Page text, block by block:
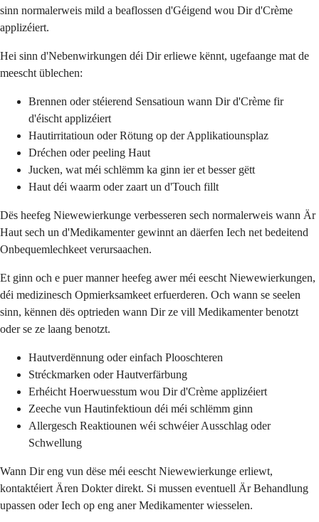
sinn normalerweis mild a beaflossen d'Géigend wou Dir d'Crème
applizéiert.
Hei sinn d'Nebenwirkungen déi Dir erliewe kënnt, ugefaange mat de
meescht üblechen:
Brennen oder stéierend Sensatioun wann Dir d'Crème fir
d'éischt applizéiert
Hautirritatioun oder Rötung op der Applikatiounsplaz
Dréchen oder peeling Haut
Jucken, wat méi schlëmm ka ginn ier et besser gëtt
Haut déi waarm oder zaart un d'Touch fillt
Dës heefeg Niewewierkunge verbesseren sech normalerweis wann Är
Haut sech un d'Medikamenter gewinnt an däerfen Iech net bedeitend
Onbequemlechkeet verursaachen.
Et ginn och e puer manner heefeg awer méi eescht Niewewierkungen,
déi medizinesch Opmierksamkeet erfuerderen. Och wann se seelen
sinn, kënnen dës optrieden wann Dir ze vill Medikamenter benotzt
oder se ze laang benotzt.
Hautverdënnung oder einfach Plooschteren
Stréckmarken oder Hautverfärbung
Erhéicht Hoerwuesstum wou Dir d'Crème applizéiert
Zeeche vun Hautinfektioun déi méi schlëmm ginn
Allergesch Reaktiounen wéi schwéier Ausschlag oder
Schwellung
Wann Dir eng vun dëse méi eescht Niewewierkunge erliewt,
kontaktéiert Ären Dokter direkt. Si mussen eventuell Är Behandlung
upassen oder Iech op eng aner Medikamenter wiesselen.